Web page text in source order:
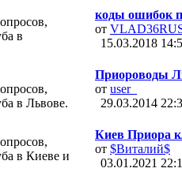
в
коды ошибок
от
15.03.2018
в Львове.
Приороводы
от user_
29.03.2014
в Киеве и
Киев Приора
от $Виталий$
03.01.2021